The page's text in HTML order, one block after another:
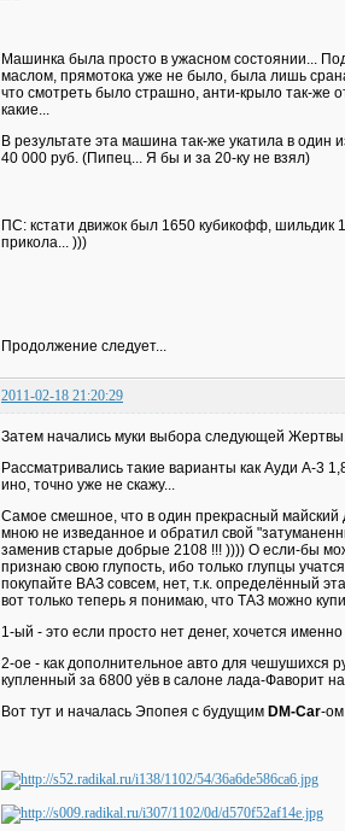
Машинка была просто в ужасном состоянии...
маслом, прямотока уже не было, была лишь
что смотреть было страшно, анти-крыло так-же
какие...
В результате эта машина так-же укатила в
40 000 руб. (Пипец... Я бы и за 20-ку не взял)
ПС: кстати движок был 1650 кубикофф, шильдик
прикола... )))
Продолжение следует...
2011-02-18 21:20:29
Затем начались муки выбора следующей
Рассматривались такие варианты как Ауди А-3
ино, точно уже не скажу...
Самое смешное, что в один прекрасный майский
мною не изведанное и обратил свой
заменив старые добрые 2108 !!! )))) О если-бы
признаю свою глупость, ибо только глупцы
покупайте ВАЗ совсем, нет, т.к. определённый
вот только теперь я понимаю, что ТАЗ можно
1-ый - это если просто нет денег, хочется
2-ое - как дополнительное авто для чешушихся
купленный за 6800 уёв в салоне лада-Фаворит
Вот тут и началась Эпопея с будущим DM-Car-ом